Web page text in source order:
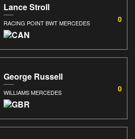
Lance Stroll
RACING POINT BWT MERCEDES 0
George Russell
WILLIAMS MERCEDES 0